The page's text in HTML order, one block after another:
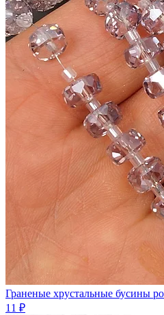
Граненые хрустальные бусины
11 ₽